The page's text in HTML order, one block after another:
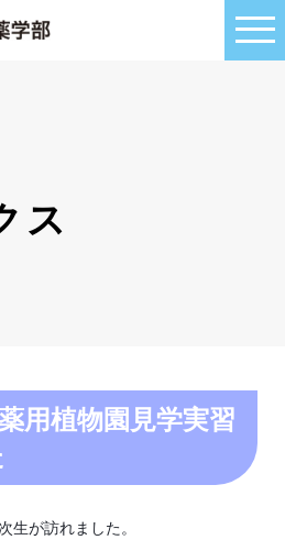
ス
用植物園見学実習
生が訪れました。